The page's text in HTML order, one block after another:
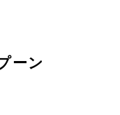
ーン